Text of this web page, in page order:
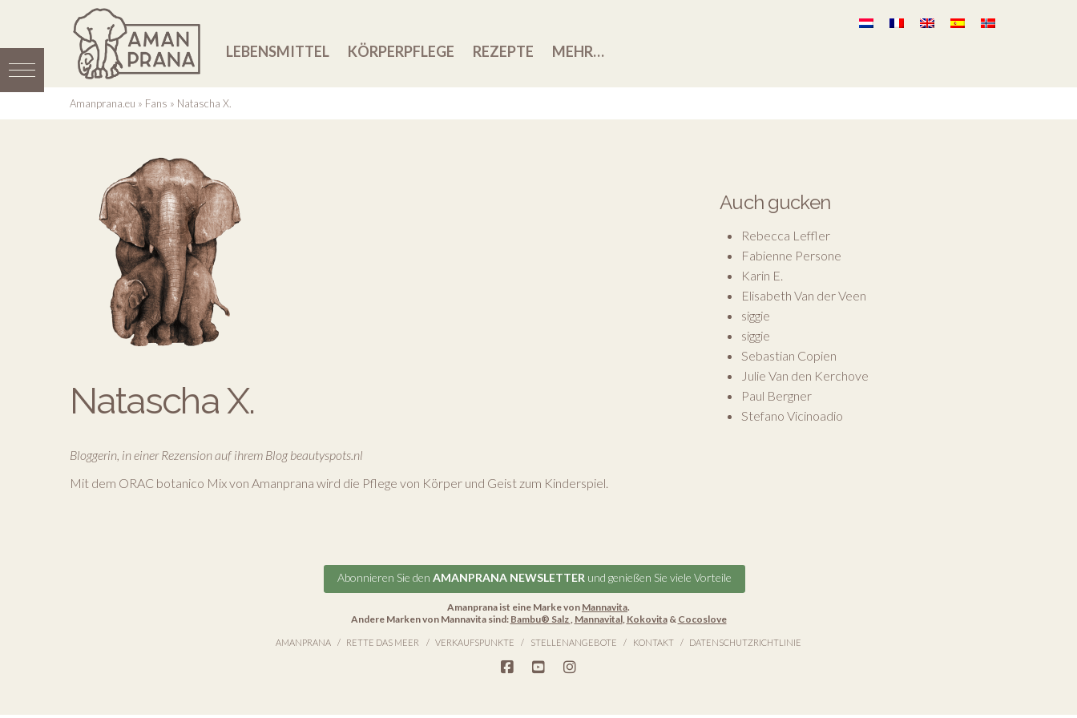
LEBENSMITTEL KÖRPERPFLEGE REZEPTE MEHR…
Amanprana.eu » Fans » Natascha X.
Natascha X.
Bloggerin, in einer Rezension auf ihrem Blog beautyspots.nl
Mit dem ORAC botanico Mix von Amanprana wird die Pflege von Körper und Geist zum Kinderspiel.
Auch gucken
Rebecca Leffler
Fabienne Persone
Karin E.
Elisabeth Van der Veen
siggie
siggie
Sebastian Copien
Julie Van den Kerchove
Paul Bergner
Stefano Vicinoadio
Abonnieren Sie den AMANPRANA NEWSLETTER und genießen Sie viele Vorteile
Amanprana ist eine Marke von Mannavita.
Andere Marken von Mannavita sind: Bambu® Salz, Mannavital, Kokovita& Cocoslove
AMANPRANA RETTE DAS MEER VERKAUFSPUNKTE STELLENANGEBOTE KONTAKT DATENSCHUTZRICHTLINIE